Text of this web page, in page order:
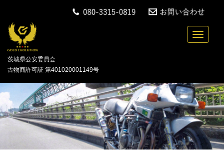
Toggle
中古バイクの買取・無料引取を行っている「
茨城県公安委員会
古物商許可証 第401020001149号